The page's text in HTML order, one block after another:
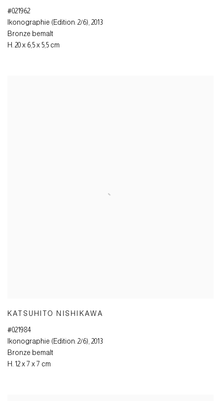
#021962
Ikonographie (Edition: 2/6), 2013
Bronze bemalt
H. 20 x 6,5 x 5,5 cm
KATSUHITO NISHIKAWA
#021984
Ikonographie (Edition: 2/6), 2013
Bronze bemalt
H. 12 x 7 x 7 cm